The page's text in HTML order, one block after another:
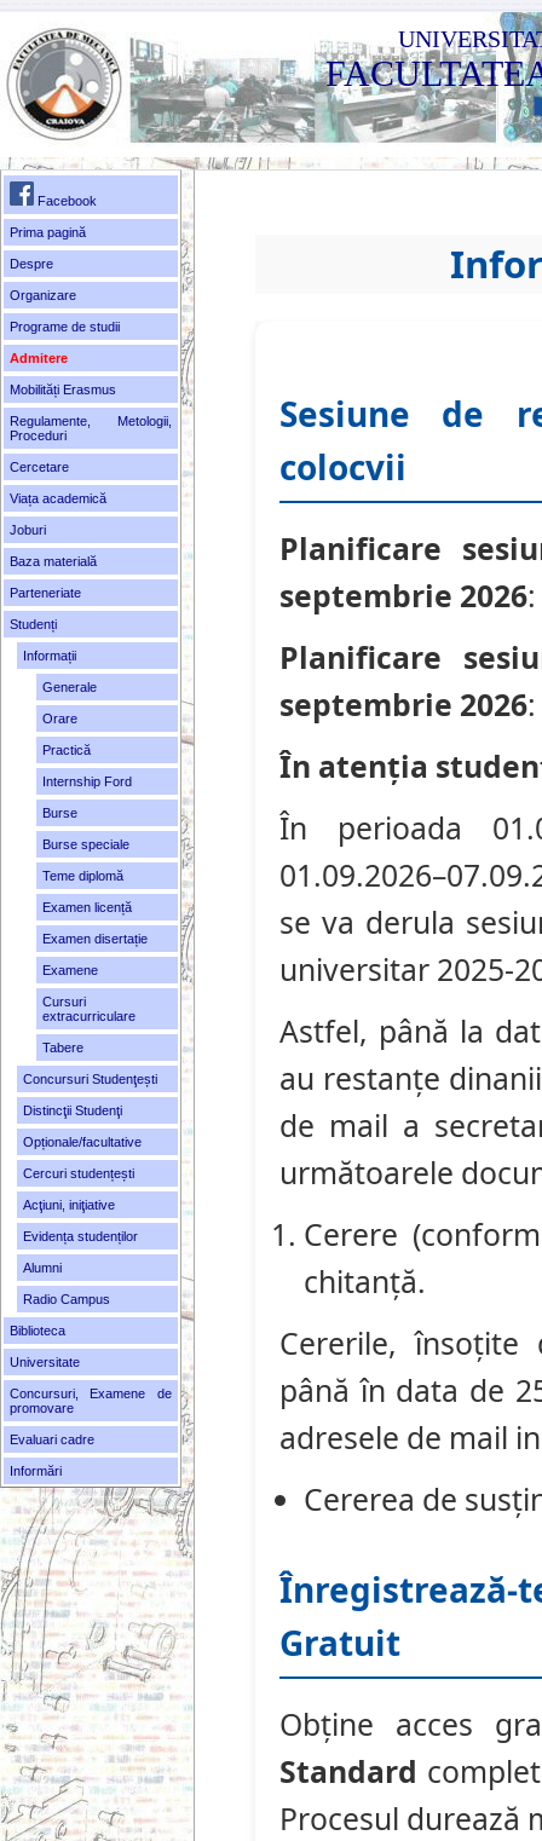
Facebook
Prima pagină
Despre
Organizare
Programe de studii
Admitere
Mobilități Erasmus
Regulamente, Metologii,
Proceduri
Cercetare
Viața academică
Joburi
Baza materială
Parteneriate
Studenți
Informații
Generale
Orare
Practică
Internship Ford
Burse
Burse speciale
Teme diplomă
Examen licență
Examen disertație
Examene
Cursuri
extracurriculare
Tabere
Concursuri Studenţești
Distincţii Studenţi
Opționale/facultative
Cercuri studențești
Acţiuni, iniţiative
Evidența studenților
Alumni
Radio Campus
Biblioteca
Universitate
Concursuri, Examene de
promovare
Evaluari cadre
Informări
Sesiune de
colocvii
Planificare
septembrie 2026:
Planificare
septembrie 2026:
În atenția
În perioada
se va derula
universitar 2025-
Astfel, până la
au restanțe
de mail a
următoarele
Cerere
chitanță.
Cererile,
până în data de
adresele de mail
Cererea de
Gratuit
Obține acces
Standard
Procesul durează